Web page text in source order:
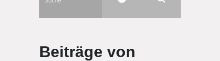
Beiträge von